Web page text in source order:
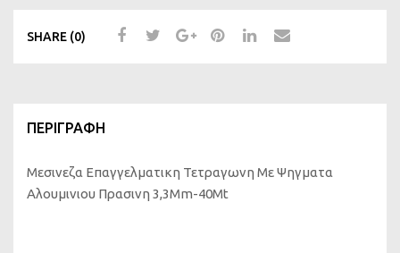
SHARE (0)
ΠΕΡΙΓΡΑΦΉ
Μεσινεζα Επαγγελματικη Τετραγωνη Με Ψηγματα
Αλουμινιου Πρασινη 3,3Mm-40Mt